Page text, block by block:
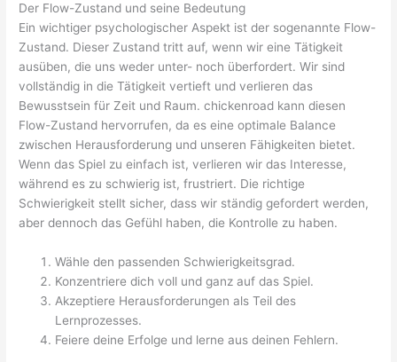
Der Flow-Zustand und seine Bedeutung
Ein wichtiger psychologischer Aspekt ist der sogenannte Flow-
Zustand. Dieser Zustand tritt auf, wenn wir eine Tätigkeit
ausüben, die uns weder unter- noch überfordert. Wir sind
vollständig in die Tätigkeit vertieft und verlieren das
Bewusstsein für Zeit und Raum. chickenroad kann diesen
Flow-Zustand hervorrufen, da es eine optimale Balance
zwischen Herausforderung und unseren Fähigkeiten bietet.
Wenn das Spiel zu einfach ist, verlieren wir das Interesse,
während es zu schwierig ist, frustriert. Die richtige
Schwierigkeit stellt sicher, dass wir ständig gefordert werden,
aber dennoch das Gefühl haben, die Kontrolle zu haben.
Wähle den passenden Schwierigkeitsgrad.
Konzentriere dich voll und ganz auf das Spiel.
Akzeptiere Herausforderungen als Teil des
Lernprozesses.
Feiere deine Erfolge und lerne aus deinen Fehlern.